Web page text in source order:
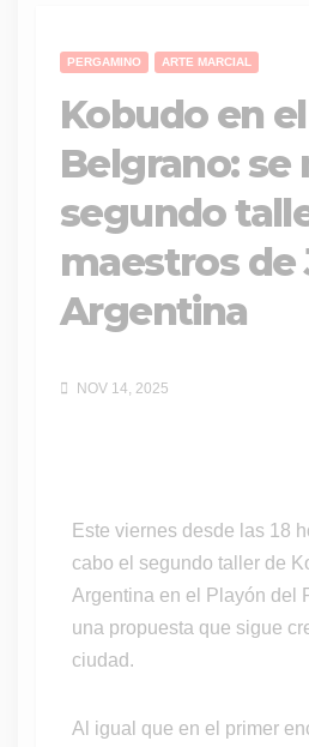
PERGAMINO ARTE MARCIAL
Kobudo en
Belgrano: se
segundo
maestros de
Argentina
NOV 14, 2025
Este viernes desde las 18
cabo el segundo taller de
Argentina en el Playón del
una propuesta que sigue
ciudad.
Al igual que en el primer